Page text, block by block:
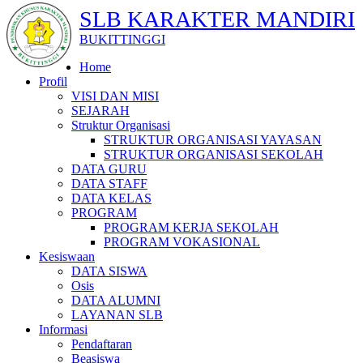
SLB KARAKTER MANDIRI
BUKITTINGGI
Home
Profil
VISI DAN MISI
SEJARAH
Struktur Organisasi
STRUKTUR ORGANISASI YAYASAN
STRUKTUR ORGANISASI SEKOLAH
DATA GURU
DATA STAFF
DATA KELAS
PROGRAM
PROGRAM KERJA SEKOLAH
PROGRAM VOKASIONAL
Kesiswaan
DATA SISWA
Osis
DATA ALUMNI
LAYANAN SLB
Informasi
Pendaftaran
Beasiswa